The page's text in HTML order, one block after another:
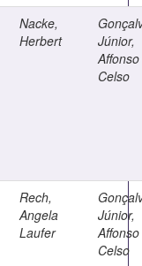
Nacke,
Herbert
Júnior,
Affonso
Celso
Rech,
Angela
Laufer
Júnior,
Affonso
Celso